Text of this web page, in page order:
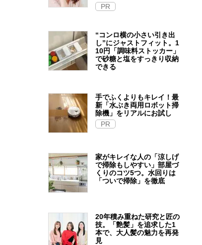
PR
“コンロ横の小さい引き出
し”にジャストフィット。1
10円「調味料ストッカー」
で砂糖と塩をすっきり収納
できる
手でふくよりもキレイ！最
新「水ぶき両用ロボット掃
除機」をリアルにお試し
PR
家がキレイな人の「涼しげ
で掃除もしやすい」部屋づ
くりのコツ5つ。水回りは
「ついで掃除」を徹底
20年積み重ねた研究と匠の
技。「艶髪」を追求した1
本で、大人髪の魅力を再発
見